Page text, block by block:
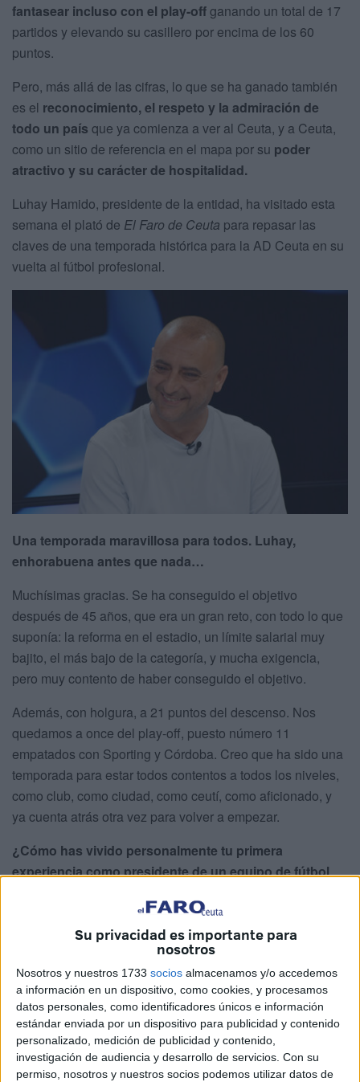
Su privacidad es importante para
nosotros
Nosotros y nuestros 1733 socios almacenamos y/o accedemos
a información en un dispositivo, como cookies, y procesamos
datos personales, como identificadores únicos e información
estándar enviada por un dispositivo para publicidad y contenido
personalizado, medición de publicidad y contenido,
investigación de audiencia y desarrollo de servicios. Con su
permiso, nosotros y nuestros socios podemos utilizar datos de
fantasear incluso con el play-offganando un total de 17
partidos y elevando su casillero por encima de los 60
puntos.
Pero, más allá de las cifras, lo que se ha ganado también
es el reconocimiento, el respeto y la admiración de
todo un país que ya comienza a ver al Ceuta, y a Ceuta,
como un sitio de referencia en el mapa por su poder
atractivo y su carácter de hospitalidad.
Luhay Hamido, presidente de la entidad, ha visitado esta
semana el plató de El Faro de Ceuta para repasar las
claves de una temporada histórica para la AD Ceuta en su
vuelta al fútbol profesional.
Una temporada maravillosa para todos. Luhay,
enhorabuena antes que nada…
Muchísimas gracias. Se ha conseguido el objetivo
después de 45 años, que era un gran reto, con todo lo que
suponía: la reforma en el estadio, un límite salarial muy
bajito, el más bajo de la categoría, y mucha exigencia,
pero muy contento de haber conseguido el objetivo.
Además, con holgura, a 21 puntos del descenso. Nos
quedamos a once del play-off, puesto número 11
empatados con Sporting y Córdoba. Creo que ha sido una
temporada para estar todos contentos a todos los niveles,
como club, como ciudad, como ceutí, como aficionado, y
ya cuenta atrás otra vez para volver a empezar.
¿Cómo has vivido personalmente tu primera
experiencia como presidente de un equipo de fútbol
Con mucha responsabilidad y exigencia, porque lo que
había supuesto después de 45 años no se podía caer en
un año. El primer año, después de las expectativas
generadas y de la ilusión que nos hacía, había que
lucharlo con todo y gracias a Dios han salido bien las
cosas. Al principio, mucho estrés y ansiedad y luego los
nervios del día a día, del partido a partido, la
responsabilidad de tener que cumplir con todo el mundo,